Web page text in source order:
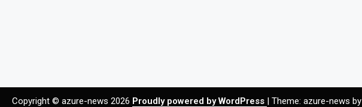
Copyright © azure-news 2026 Proudly powered by WordPress | Theme: azure-news by